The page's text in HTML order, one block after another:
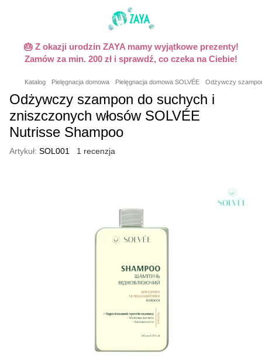
🎂 Z okazji urodzin ZAYA mamy wyjątkowe prezenty!
Zamów za min. 200 zł i sprawdź, co czeka na Ciebie!
Katalog Pielęgnacja domowa Pielęgnacja domowa SOLVÉE Odżywczy
Odżywczy szampon do suchych i
zniszczonych włosów SOLVÉE
Nutrisse Shampoo
Artykuł: SOL001 1 recenzja